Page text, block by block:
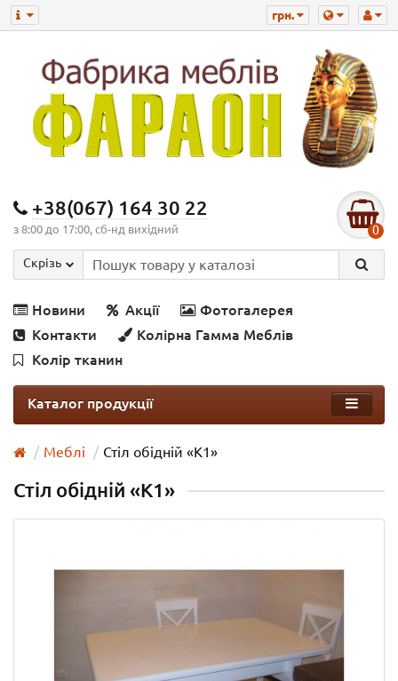
грн.
+38(067) 164 30 22
з 8:00 до 17:00, сб-нд вихідний 0
Скрізь
Новини Акції
Фотогалерея
Контакти
Колірна Гамма Меблів
Колір тканин
Каталог продукції
Меблі Стіл обідній «К1»
Стіл обідній «К1»